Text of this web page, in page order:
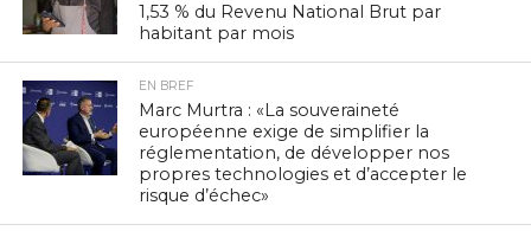
1,53 % du Revenu National Brut par
habitant par mois
EN BREF
Marc Murtra : «La souveraineté
européenne exige de simplifier la
réglementation, de développer nos
propres technologies et d’accepter le
risque d’échec»